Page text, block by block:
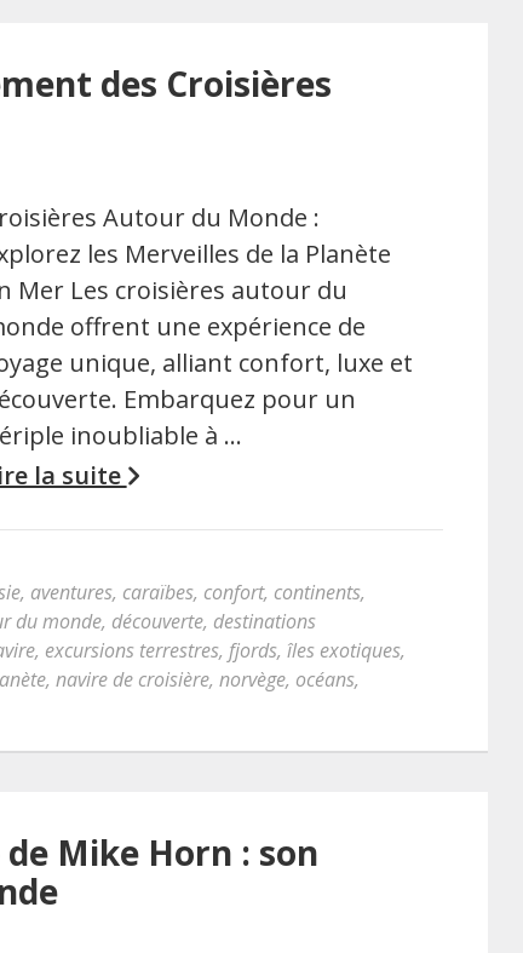
des Croisières
Autour du Monde :
les Merveilles de la Planète
Mer Les croisières autour du
offrent une expérience de
unique, alliant confort, luxe et
Embarquez pour un
inoubliable à …
la suite
, aventures, caraïbes, confort, continents,
du monde, découverte, destinations
, excursions terrestres, fjords, îles exotiques,
, navire de croisière, norvège, océans,
Mike Horn : son